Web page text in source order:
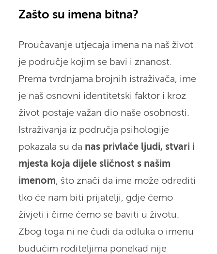
Zašto su imena bitna?
Proučavanje utjecaja imena na naš život
je područje kojim se bavi i znanost.
Prema tvrdnjama brojnih istraživača, ime
je naš osnovni identitetski faktor i kroz
život postaje važan dio naše osobnosti.
Istraživanja iz područja psihologije
pokazala su da nas privlače ljudi, stvari i
mjesta koja dijele sličnost s našim
imenom, što znači da ime može odrediti
tko će nam biti prijatelji, gdje ćemo
živjeti i čime ćemo se baviti u životu.
Zbog toga ni ne čudi da odluka o imenu
budućim roditeljima ponekad nije